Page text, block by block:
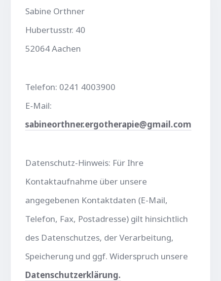
Sabine Orthner
Hubertusstr. 40
52064 Aachen
Telefon: 0241 4003900
E-Mail:
sabineorthner.ergotherapie@gmail.com
Datenschutz-Hinweis: Für Ihre
Kontaktaufnahme über unsere
angegebenen Kontaktdaten (E-Mail,
Telefon, Fax, Postadresse) gilt hinsichtlich
des Datenschutzes, der Verarbeitung,
Speicherung und ggf. Widerspruch unsere
Datenschutzerklärung.